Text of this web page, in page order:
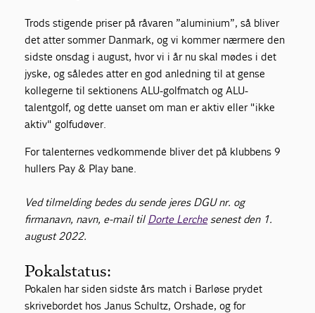
Trods stigende priser på råvaren ”aluminium”, så bliver
det atter sommer Danmark, og vi kommer nærmere den
sidste onsdag i august, hvor vi i år nu skal mødes i det
jyske, og således atter en god anledning til at gense
kollegerne til sektionens ALU-golfmatch og ALU-
talentgolf, og dette uanset om man er aktiv eller "ikke
aktiv" golfudøver.
For talenternes vedkommende bliver det på klubbens 9
hullers Pay & Play bane.
Ved tilmelding bedes du sende jeres DGU nr. og
firmanavn, navn, e-mail til Dorte Lerchesenest den 1.
august 2022.
Pokalstatus:
Pokalen har siden sidste års match i Barløse prydet
skrivebordet hos Janus Schultz, Orshade, og for